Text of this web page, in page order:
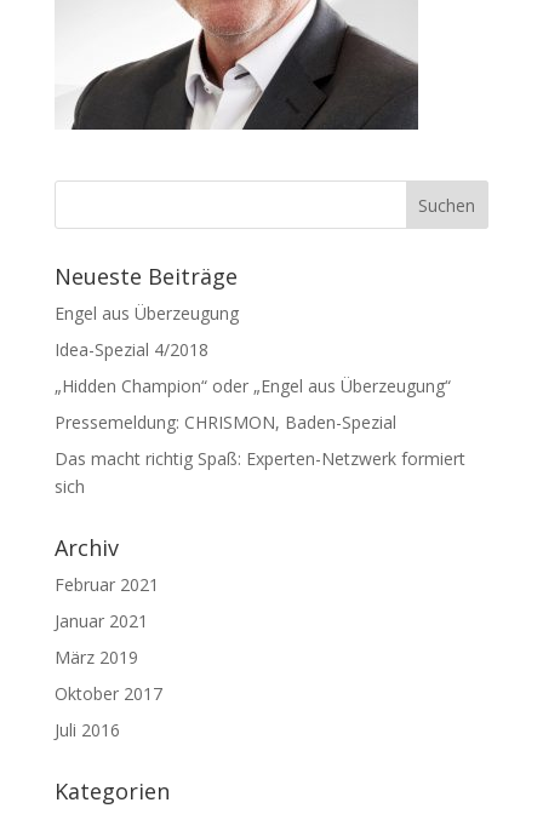
Neueste Beiträge
Engel aus Überzeugung
Idea-Spezial 4/2018
„Hidden Champion“ oder „Engel aus Überzeugung“
Pressemeldung: CHRISMON, Baden-Spezial
Das macht richtig Spaß: Experten-Netzwerk formiert
sich
Archiv
Februar 2021
Januar 2021
März 2019
Oktober 2017
Juli 2016
Kategorien